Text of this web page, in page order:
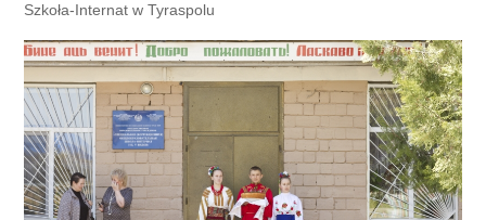
Szkoła-Internat w Tyraspolu